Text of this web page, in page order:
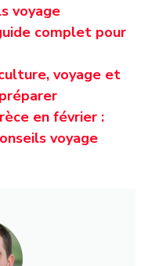
voyage
complet pour
voyage et
en février :
voyage